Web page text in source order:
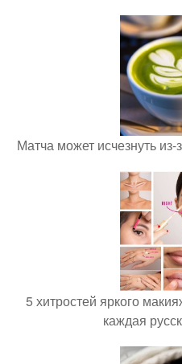
Матча может исчезнуть
5 хитростей яркого
каждая